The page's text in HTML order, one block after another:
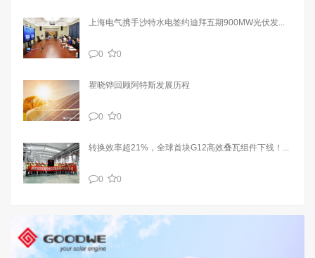
上海电气携手沙特水电签约迪拜五期900MW光伏发...
0 0
瞿晓铧回顾阿特斯发展历程
0 0
转换效率超21%，全球首块G12高效叠瓦组件下线！...
0 0